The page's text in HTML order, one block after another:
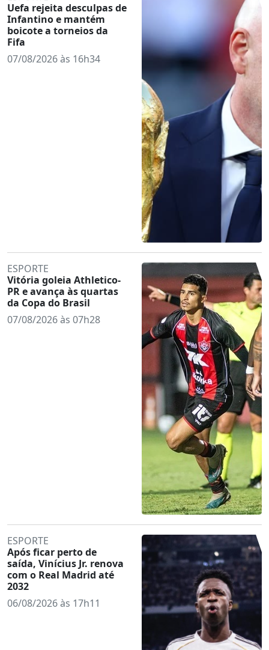
Uefa rejeita desculpas de
Infantino e mantém
boicote a torneios da
Fifa
07/08/2026 às 16h34
ESPORTE
Vitória goleia Athletico-
PR e avança às quartas
da Copa do Brasil
07/08/2026 às 07h28
ESPORTE
Após ficar perto de
saída, Vinícius Jr. renova
com o Real Madrid até
2032
06/08/2026 às 17h11